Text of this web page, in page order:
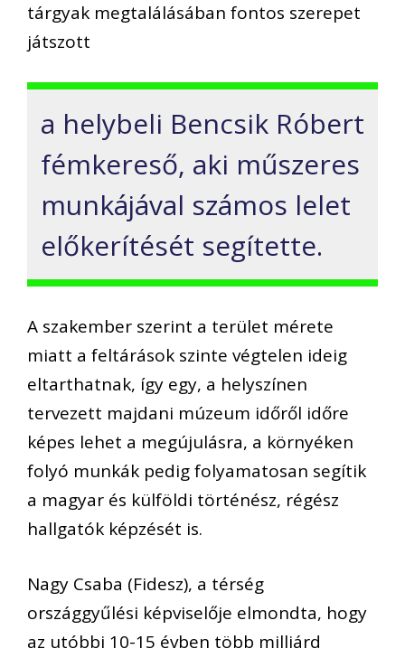
tárgyak megtalálásában fontos szerepet
játszott
a helybeli Bencsik Róbert
fémkereső, aki műszeres
munkájával számos lelet
előkerítését segítette.
A szakember szerint a terület mérete
miatt a feltárások szinte végtelen ideig
eltarthatnak, így egy, a helyszínen
tervezett majdani múzeum időről időre
képes lehet a megújulásra, a környéken
folyó munkák pedig folyamatosan segítik
a magyar és külföldi történész, régész
hallgatók képzését is.
Nagy Csaba (Fidesz), a térség
országgyűlési képviselője elmondta, hogy
az utóbbi 10-15 évben több milliárd